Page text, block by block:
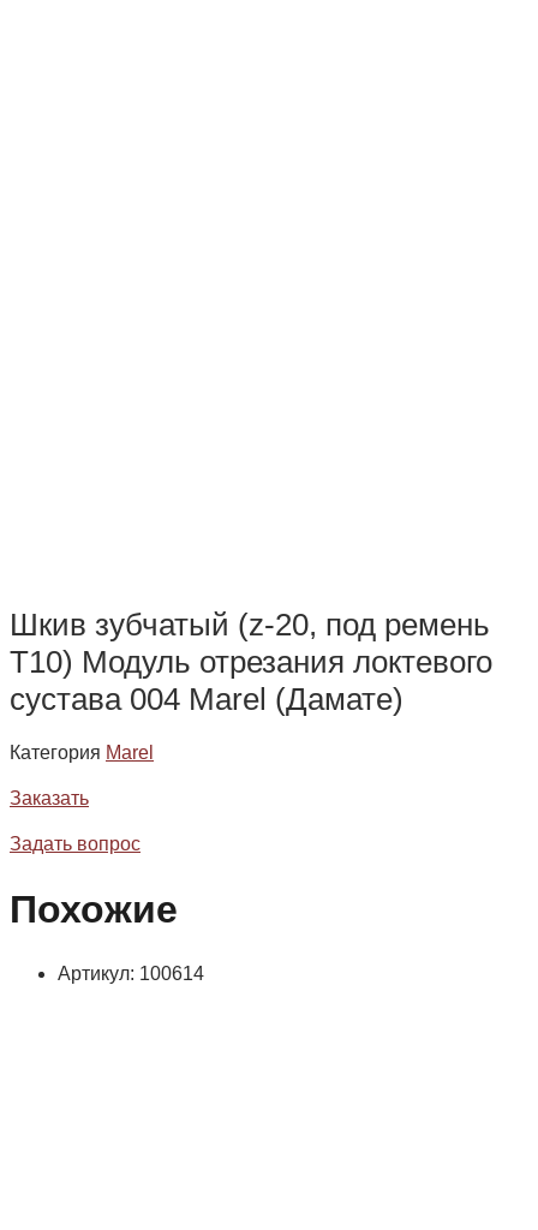
Шкив зубчатый (z-20, под ремень
Т10) Модуль отрезания локтевого
сустава 004 Marel (Дамате)
Категория Marel
Заказать
Задать вопрос
Похожие
Артикул: 100614